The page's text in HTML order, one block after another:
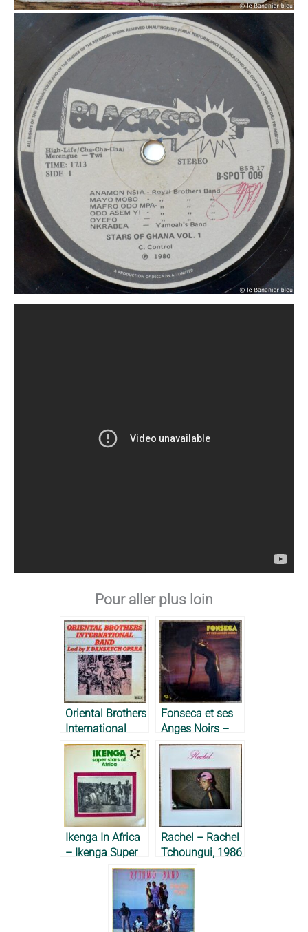
Pour aller plus loin
Oriental Brothers
International
Band – 1977
Fonseca et ses
Anges Noirs –
1971
Ikenga In Africa
– Ikenga Super
Stars of Africa,
Rachel – Rachel
Tchoungui, 1986